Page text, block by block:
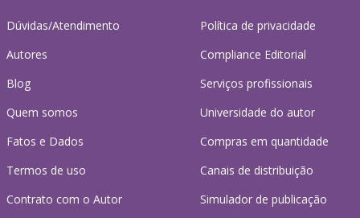
Dúvidas/Atendimento
Autores
Blog
Quem somos
Fatos e Dados
Termos de uso
Contrato com o Autor
Política de privacidade
Compliance Editorial
Serviços profissionais
Universidade do autor
Compras em quantidade
Canais de distribuição
Simulador de publicação